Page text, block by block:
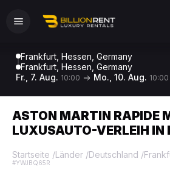
Frankfurt, Hessen, Germany
Frankfurt, Hessen, Germany
Fr., 7. Aug. 10:00 Mo., 10. Aug. 10:00
ASTON MARTIN RAPIDE
LUXUSAUTO-VERLEIH IN
Startseite /Länder /Deutschland /
#YWJBQ65R